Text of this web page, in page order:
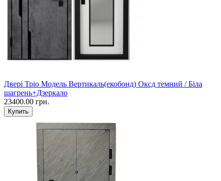
Двері Тріо Модель Вертикаль(екобонд) Оксд темний / Біла
шагрень+Дзеркало
23400.00 грн.